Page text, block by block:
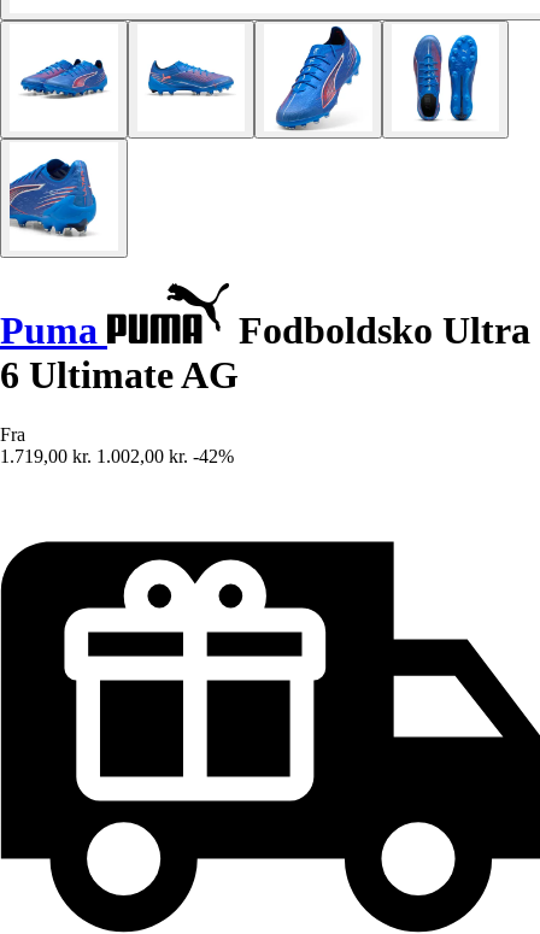
Puma
Fodboldsko Ultra
6 Ultimate AG
Fra
1.719,00 kr. 1.002,00 kr. -42%